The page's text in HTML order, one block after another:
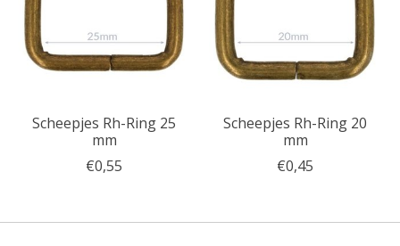
Scheepjes Rh-Ring 25
mm
€0,55
Scheepjes Rh-Ring 20
mm
€0,45